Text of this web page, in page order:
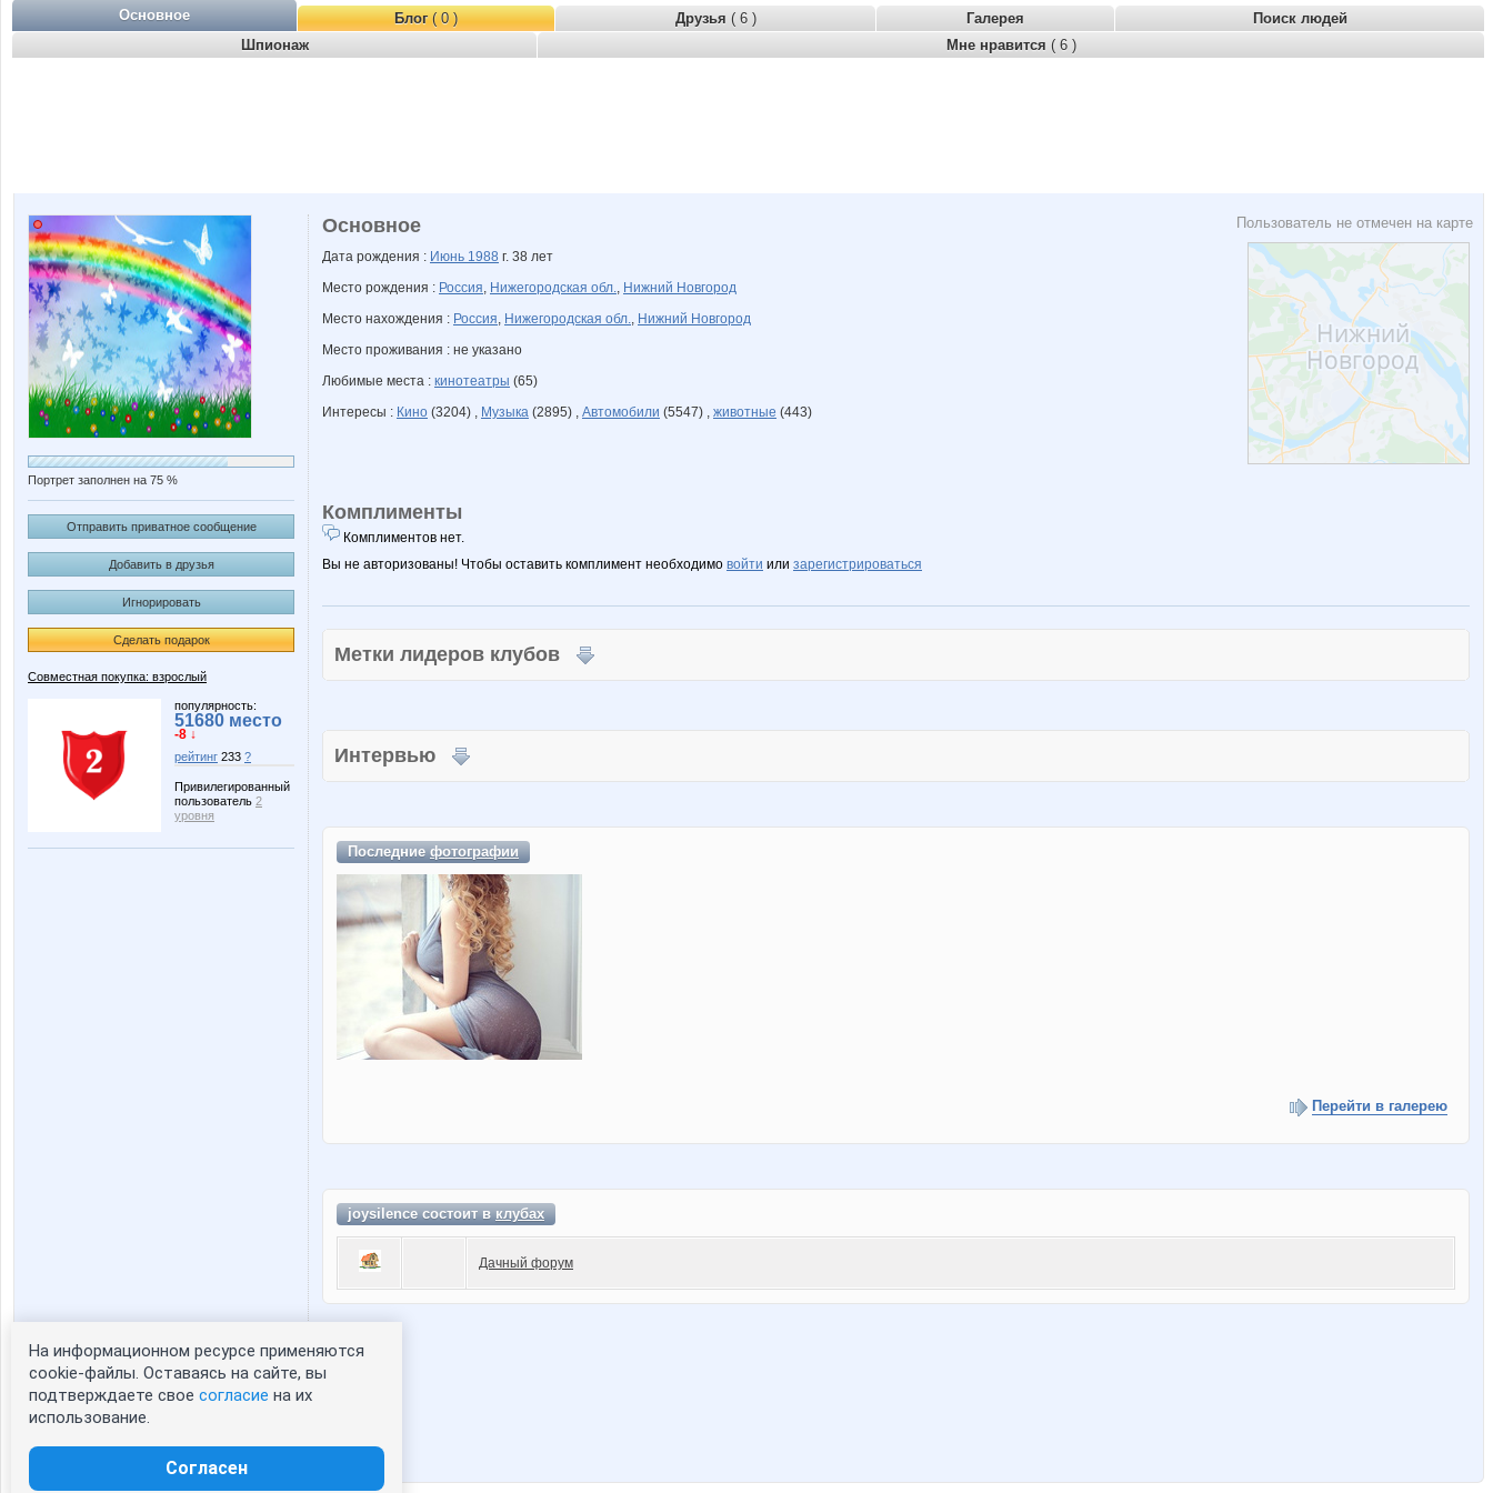
Основное Блог( 0 ) Друзья ( 6 ) Галерея
Поиск людей
Шпионаж
Мне нравится ( 6 )
Портрет заполнен на 75 %
Отправить приватное сообщение
Добавить в друзья
Игнорировать
Сделать подарок
Совместная покупка: взрослый
популярность:
51680 место
-8 ↓
рейтинг 233 ?
Привилегированный
пользователь 2
уровня
Статистика портрета:
сейчас просматривают портрет - 0
зарегистрированные пользователи
Пользователь не отмечен на карте
Основное
Дата рождения : Июнь 1988 г. 38 лет
Место рождения : Россия, Нижегородская обл., Нижний Новгород
Место нахождения : Россия, Нижегородская обл., Нижний Новгород
Место проживания : не указано
Любимые места : кинотеатры (65)
Интересы : Кино (3204) , Музыка (2895) , Автомобили (5547) , животные (443)
Комплименты
Комплиментов нет.
Вы не авторизованы! Чтобы оставить комплимент необходимо войти или зарегистрироваться
Метки лидеров клубов
Интервью
Последниефотографии
Перейти в галерею
joysilence состоит вклубах
Дачный форум
На информационном ресурсе применяются
cookie-файлы. Оставаясь на сайте, вы
подтверждаете свое согласие на их
использование.
Согласен